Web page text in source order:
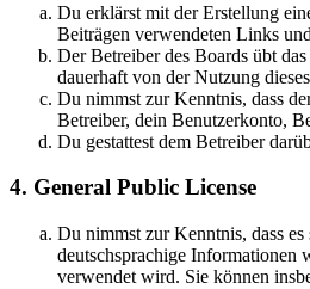
Du erklärst mit der Erstellung
Beiträgen verwendeten Links
Der Betreiber des Boards übt
dauerhaft von der Nutzung
Du nimmst zur Kenntnis, dass
Betreiber, dein Benutzerkonto,
Du gestattest dem Betreiber
4. General Public License
Du nimmst zur Kenntnis, dass
deutschsprachige Informationen
verwendet wird. Sie können